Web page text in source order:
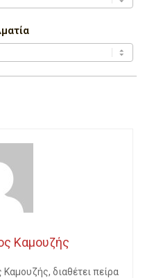
Καμουζής
διαθέτει πείρα